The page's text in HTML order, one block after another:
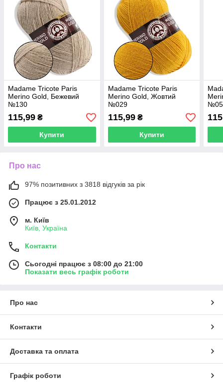
Madame Tricote Paris
Merino Gold, Бежевий
№130
115,99 ₴
Купити
Madame Tricote Paris
Merino Gold, Жовтий
№029
115,99₴
Купити
Про нас
97% позитивних з 3818 відгуків за рік
Працює з 25.01.2012
м. Київ
Київ, Україна
Контакти
Сьогодні працює з 08:00 до 21:00
Показати весь графік роботи
Про нас
Контакти
Доставка та оплата
Графік роботи